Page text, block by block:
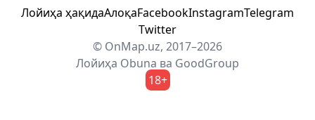
Лойиҳа ҳақидаАлоқаFacebookInstagramTelegram
Twitter
© OnMap.uz, 2017–2026
Лойиҳа Obuna ва GoodGroup
18+